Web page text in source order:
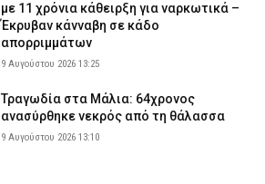
με 11 χρόνια κάθειρξη για ναρκωτικά –
Έκρυβαν κάνναβη σε κάδο
απορριμμάτων
9 Αυγούστου 2026 13:25
Τραγωδία στα Μάλια: 64χρονος
ανασύρθηκε νεκρός από τη θάλασσα
9 Αυγούστου 2026 13:10